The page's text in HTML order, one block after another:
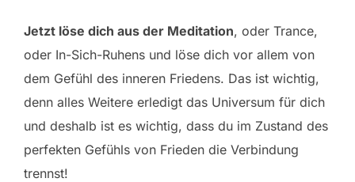
Jetzt löse dich aus der Meditation, oder Trance,
oder In-Sich-Ruhens und löse dich vor allem von
dem Gefühl des inneren Friedens. Das ist wichtig,
denn alles Weitere erledigt das Universum für dich
und deshalb ist es wichtig, dass du im Zustand des
perfekten Gefühls von Frieden die Verbindung
trennst!